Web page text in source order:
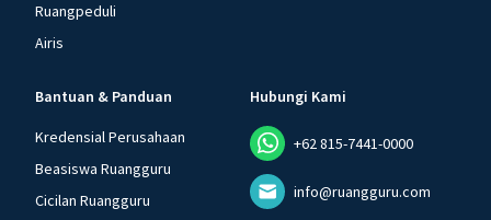
Ruangpeduli
Airis
Bantuan & Panduan
Kredensial Perusahaan
Beasiswa Ruangguru
Cicilan Ruangguru
Hubungi Kami
+62 815-7441-0000
info@ruangguru.com